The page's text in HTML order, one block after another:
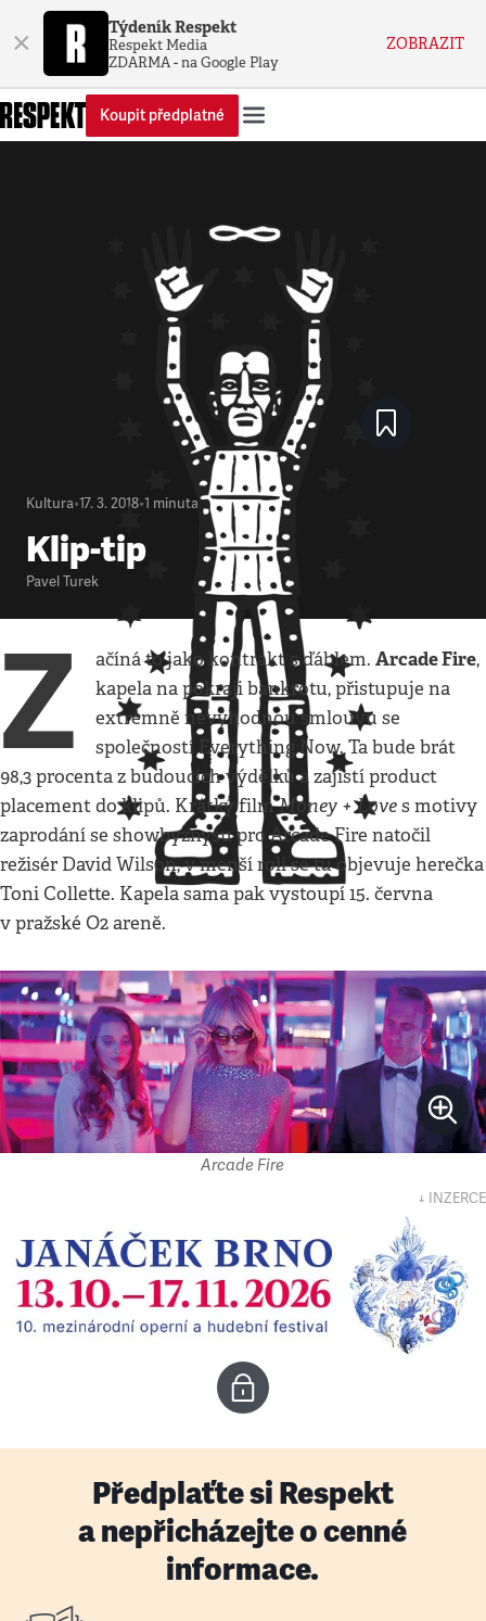
× Týdeník Respekt
Respekt Media
ZDARMA - na Google Play
ZOBRAZIT
Koupit předplatné
Kultura•17. 3. 2018•1 minuta
Klip-tip
Pavel Turek
Z ačíná to jako kontrakt s ďáblem.Arcade Fire,
kapela na pokraji bankrotu, přistupuje na
extrémně nevýhodnou smlouvu se
společností Everything Now. Ta bude brát
98,3 procenta z budoucích výdělků a zajistí product
placement do klipů. Krátký filmMoney + Loves motivy
zaprodání se showbyznysu pro Arcade Fire natočil
režisér David Wilson, v menší roli se tu objevuje herečka
Toni Collette. Kapela sama pak vystoupí 15. června
v pražské O2 areně.
Arcade Fire
↓ INZERCE
Předplaťte si Respekt
a nepřicházejte o cenné
informace.